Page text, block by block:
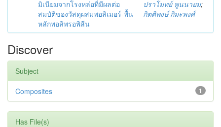
มิเนียมจากโรงหล่อที่มีผลต่อ
สมบัติของวัสดุผสมพอลิเมอร์-พื้น
หลักพอลิพรอพิลีน
ปราโมทย์ พูนนายม;
กิตติพงษ์ กิมะพงศ์
Discover
Subject
1
Composites
Has File(s)